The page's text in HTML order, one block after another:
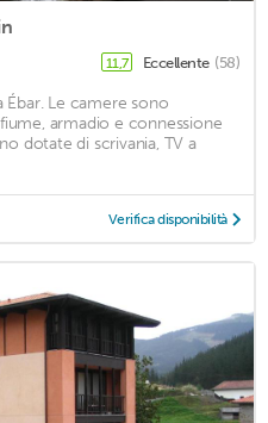
11,7 Eccellente (58)
Le camere sono
armadio e connessione
dotate di scrivania, TV a
Verifica disponibilità